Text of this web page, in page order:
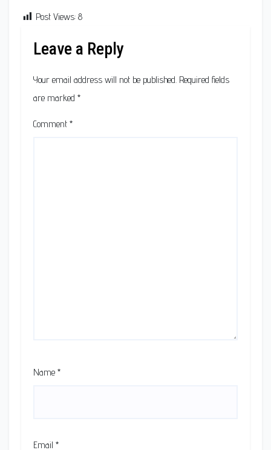
Post Views: 8
Leave a Reply
Your email address will not be published. Required fields
are marked *
Comment *
Name *
Email *